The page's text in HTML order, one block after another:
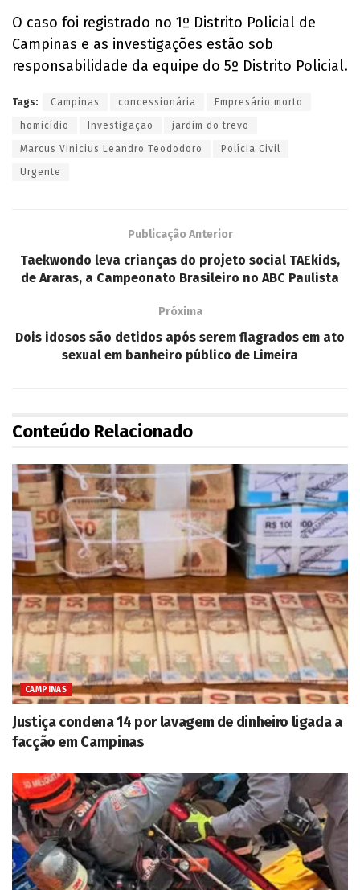
O caso foi registrado no 1º Distrito Policial de
Campinas e as investigações estão sob
responsabilidade da equipe do 5º Distrito Policial.
Tags: Campinas concessionária Empresário morto
homicídio Investigação jardim do trevo
Marcus Vinicius Leandro Teododoro Polícia Civil
Urgente
Publicação Anterior
Taekwondo leva crianças do projeto social TAEkids,
de Araras, a Campeonato Brasileiro no ABC Paulista
Próxima
Dois idosos são detidos após serem flagrados em ato
sexual em banheiro público de Limeira
Conteúdo Relacionado
CAMPINAS
Justiça condena 14 por lavagem de dinheiro ligada a
facção em Campinas